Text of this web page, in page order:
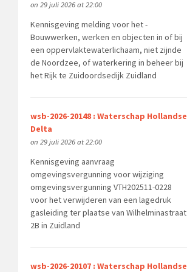
on 29 juli 2026 at 22:00
Kennisgeving melding voor het -
Bouwwerken, werken en objecten in of bij
een oppervlaktewaterlichaam, niet zijnde
de Noordzee, of waterkering in beheer bij
het Rijk te Zuidoordsedijk Zuidland
wsb-2026-20148 : Waterschap Hollandse
Delta
on 29 juli 2026 at 22:00
Kennisgeving aanvraag
omgevingsvergunning voor wijziging
omgevingsvergunning VTH202511-0228
voor het verwijderen van een lagedruk
gasleiding ter plaatse van Wilhelminastraat
2B in Zuidland
wsb-2026-20107 : Waterschap Hollandse